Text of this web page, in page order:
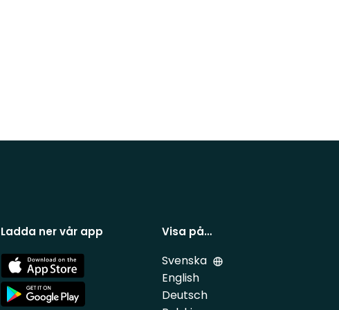
Ladda ner vår app
App
Store
App
Store
Visa på…
Svenska
English
Deutsch